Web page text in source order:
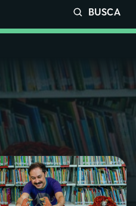
BUSCA